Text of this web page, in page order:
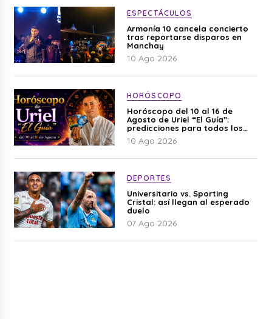
ESPECTÁCULOS
Armonía 10 cancela concierto
tras reportarse disparos en
Manchay
10 Ago 2026
HORÓSCOPO
Horóscopo del 10 al 16 de
Agosto de Uriel “El Guía”:
predicciones para todos los
signos del zodiaco aquí
10 Ago 2026
DEPORTES
Universitario vs. Sporting
Cristal: así llegan al esperado
duelo
07 Ago 2026